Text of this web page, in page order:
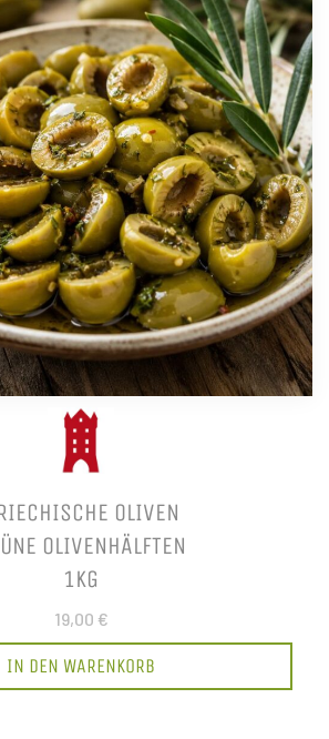
OLIVEN
OLIVENHÄLFTEN
1KG
19,00 €
IN DEN WARENKORB